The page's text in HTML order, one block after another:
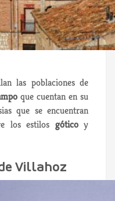
las poblaciones de
que cuentan en su
que se encuentran
los estilos góticoy
Villahoz